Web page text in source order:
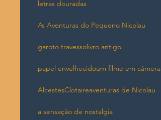
letras douradas
As Aventuras do Pequeno Nicolau
garoto travessolivro antigo
papel envelhecidoum filme em câmera
AlcestesClotaireaventuras de Nicolau
a sensação de nostalgia